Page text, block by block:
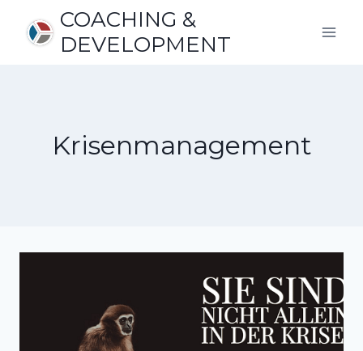
Inhalt
springen
COACHING &
DEVELOPMENT
Krisenmanagement